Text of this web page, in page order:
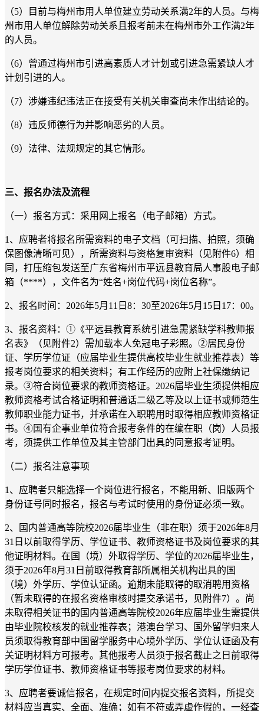
（5）目前与梅州市用人单位建立劳动关系满2年的人员。与梅
州市用人单位解除劳动关系且报考前未在梅州市外工作满2年
的人员。
（6）曾通过梅州市引进高素质人才计划或引进急需紧缺人才
计划引进的人。
（7）涉嫌违纪违法正在接受有关机关审查尚未作出结论的。
（8）违反师德行为并影响恶劣的人员。
（9）法律、法规规定的其它情形。
三、报名办法及流程
（一）报名方式：采用网上报名（电子邮箱）方式。
1、应聘者将报名所需资料的电子文档（可扫描、拍照，须确
保图像清晰可见），所需资料与资格复审资料（见附件6）相
同，打压缩包发送至广东省梅州市平远县教育局人事股电子邮
箱（****），文件名为“姓名+岗位代码+岗位名称”。
2、报名时间：2026年5月11日8：30至2026年5月15日17：00。
3、报名资料：①《平远县教育系统引进急需紧缺学科教师报
名表》（见附件2）需加载本人免冠电子彩照。②居民身份
证、学历学位证（应届毕业生提供高校毕业生就业推荐表）等
报考岗位要求的相关资料；有工作经历的应附上社保缴纳记
录。③符合岗位要求的教师资格证。2026届毕业生须提供相应
教师资格考试合格证明和普通话二级乙等及以上证书或师范生
教师职业能力证书，并承诺在入职聘用时取得相应教师资格证
书。④国有企事业单位符合报考条件的在编在职（岗）人员报
考，须提供工作单位及其主管部门出具的同意报考证明。
（二）报名注意事项
1、应聘者只能选择一个岗位进行报名，不能用新、旧版两个
身份证号同时报名，报名与考试时使用的身份证必须一致。
2、国内普通高等院校2026届毕业生（非在职）须于2026年8月
31日以前取得学历、学位证书、教师资格证书及岗位要求的其
他证明材料。在国（境）外取得学历、学位的2026届毕业生，
须于2026年8月31日前取得教育部所属相关机构出具的国
（境）外学历、学位认证函。逾期未能取得的取消聘用资格
（暂未取得的在报名资格审核时提交承诺书，见附件7）。尚
未取得相关证书的国内普通高等院校2026年应届毕业生需提供
由毕业院校核发的就业推荐表；港澳台学习、国外留学归来人
员须取得教育部中国留学服务中心境外学历、学位认证函及有
关证明材料方可报考。其他报考人员须于报名截止之日前取得
学历学位证书、教师资格证书等报考岗位要求的材料。
3、应聘者要诚信报名，在规定时间内提交报名资料，所提交
材料应当真实、全面、准确；如有不符或弄虚作假的，一经查